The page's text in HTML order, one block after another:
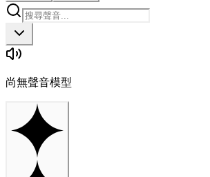
尚無聲音模型